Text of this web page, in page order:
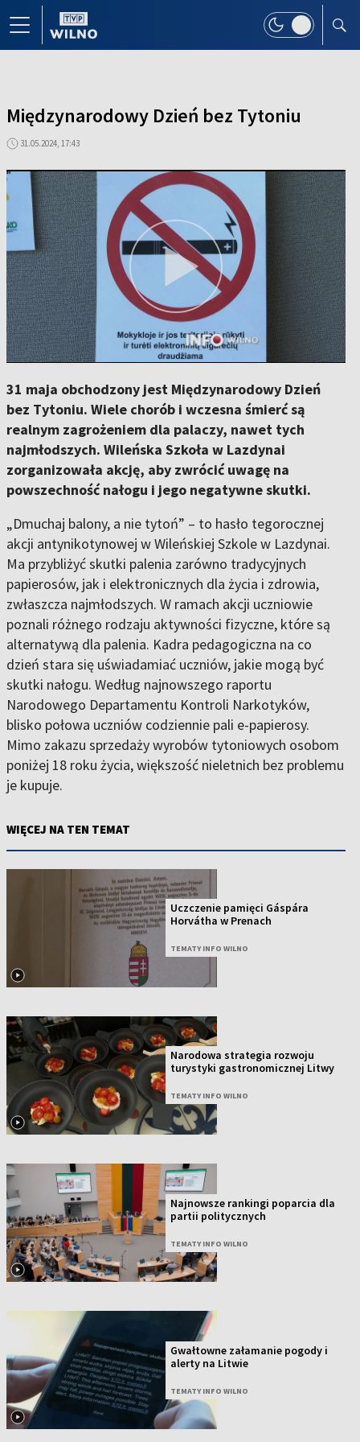
Międzynarodowy Dzień bez Tytoniu
31.05.2024, 17:43
31 maja obchodzony jest Międzynarodowy Dzień
bez Tytoniu. Wiele chorób i wczesna śmierć są
realnym zagrożeniem dla palaczy, nawet tych
najmłodszych. Wileńska Szkoła w Lazdynai
zorganizowała akcję, aby zwrócić uwagę na
powszechność nałogu i jego negatywne skutki.
„Dmuchaj balony, a nie tytoń” – to hasło tegorocznej
akcji antynikotynowej w Wileńskiej Szkole w Lazdynai.
Ma przybliżyć skutki palenia zarówno tradycyjnych
papierosów, jak i elektronicznych dla życia i zdrowia,
zwłaszcza najmłodszych. W ramach akcji uczniowie
poznali różnego rodzaju aktywności fizyczne, które są
alternatywą dla palenia. Kadra pedagogiczna na co
dzień stara się uświadamiać uczniów, jakie mogą być
skutki nałogu. Według najnowszego raportu
Narodowego Departamentu Kontroli Narkotyków,
blisko połowa uczniów codziennie pali e-papierosy.
Mimo zakazu sprzedaży wyrobów tytoniowych osobom
poniżej 18 roku życia, większość nieletnich bez problemu
je kupuje.
WIĘCEJ NA TEN TEMAT
Uczczenie pamięci Gáspára
Horvátha w Prenach
TEMATY INFO WILNO
Narodowa strategia rozwoju
turystyki gastronomicznej Litwy
TEMATY INFO WILNO
Najnowsze rankingi poparcia dla
partii politycznych
TEMATY INFO WILNO
Gwałtowne załamanie pogody i
alerty na Litwie
TEMATY INFO WILNO